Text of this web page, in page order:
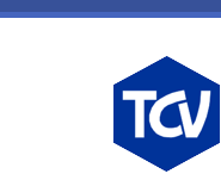
Direkt zum Inhalt